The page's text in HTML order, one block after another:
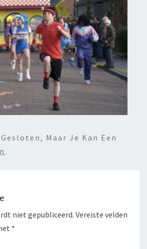
Maar Je Kan Een
.
niet gepubliceerd. Vereiste velden
*